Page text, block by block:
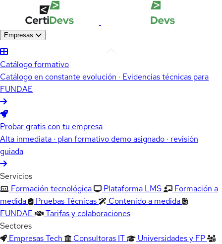
Empresas
Catálogo formativo
Catálogo en constante evolución · Evidencias técnicas para
FUNDAE
Probar gratis con tu empresa
Alta inmediata · plan formativo demo asignado · revisión
guiada
Servicios
Formación tecnológica
Plataforma LMS
Formación a
medida
Pruebas Técnicas
Contenido a medida
FUNDAE
Tarifas y colaboraciones
Sectores
Empresas Tech
Consultoras IT
Universidades y FP